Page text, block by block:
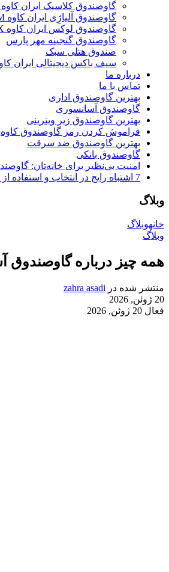
گاوصندوق کلاسیک ایران کاوه KS
گاوصندوق آلیاژِی ایران کاوه GM
گاوصندوق لوکس ایران کاوه LUX
گاوصندوق گنجینه مهر پارس
صندوق هتلی سبک
سیف باکس دیجیتالی ایران
درباره ما
تماس با ما
بهترین گاوصندوق اداری
گاوصندوق آسانسوری
بهترین گاوصندوق زیر ویترینی
فراموش کردن رمز گاوصندوق کاوه
بهترین گاوصندوق ضد سرقت
گاوصندوق بانکی
امنیت بی‌نظیر برای خانه‌تان:
7 اشتباه رایج در انتخاب و استفاده از گاوصندوق خانگی ضد حریق
وبلاگ
خانهوبلاگ
وبلاگ
همه چیز درباره
منتشر شده در zahra asadi
20 ژوئن, 2026
فعال 20 ژوئن, 2026